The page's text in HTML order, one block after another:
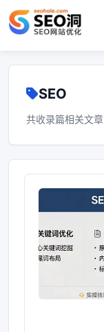
SEO
共收录篇相关文章